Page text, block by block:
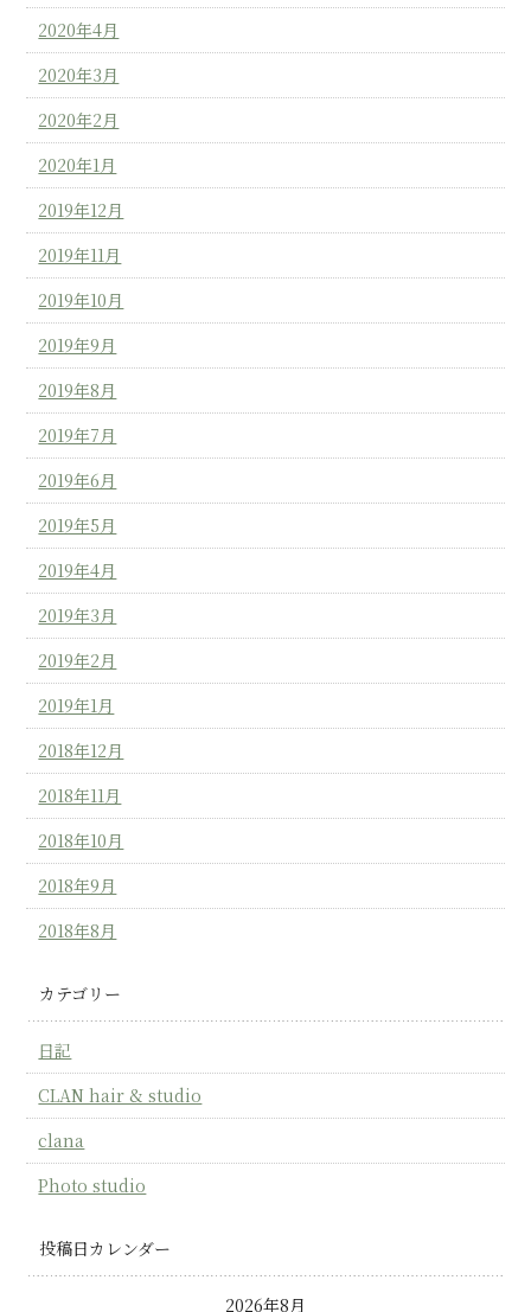
2020年4月
2020年3月
2020年2月
2020年1月
2019年12月
2019年11月
2019年10月
2019年9月
2019年8月
2019年7月
2019年6月
2019年5月
2019年4月
2019年3月
2019年2月
2019年1月
2018年12月
2018年11月
2018年10月
2018年9月
2018年8月
カテゴリー
日記
CLAN hair & studio
clana
Photo studio
投稿日カレンダー
2026年8月